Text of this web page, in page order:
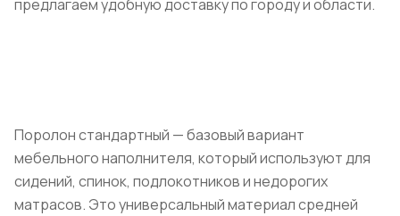
предлагаем удобную доставку по городу и области.
Поролон стандартный — базовый вариант
мебельного наполнителя, который используют для
сидений, спинок, подлокотников и недорогих
матрасов. Это универсальный материал средней